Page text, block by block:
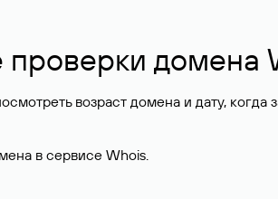
домена
возраст домена и дату, когда
в сервисе Whois.